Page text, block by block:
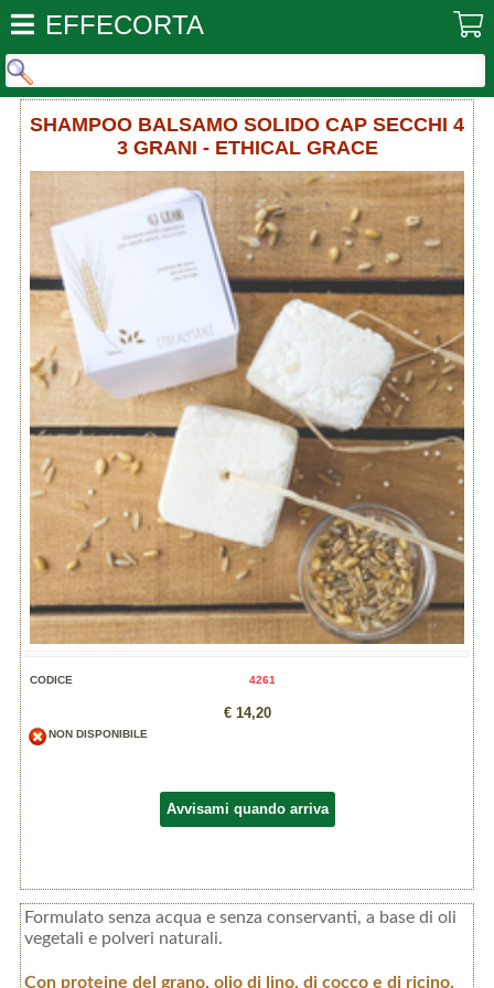
EFFECORTA
SHAMPOO BALSAMO SOLIDO CAP SECCHI 4
3 GRANI - ETHICAL GRACE
CODICE 4261
€ 14,20
NON DISPONIBILE
Avvisami quando arriva
Formulato senza acqua e senza conservanti, a base di oli
vegetali e polveri naturali.
Con proteine del grano, olio di lino, di cocco e di ricino,